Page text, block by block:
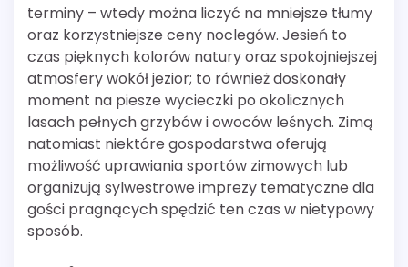
terminy – wtedy można liczyć na mniejsze tłumy
oraz korzystniejsze ceny noclegów. Jesień to
czas pięknych kolorów natury oraz spokojniejszej
atmosfery wokół jezior; to również doskonały
moment na piesze wycieczki po okolicznych
lasach pełnych grzybów i owoców leśnych. Zimą
natomiast niektóre gospodarstwa oferują
możliwość uprawiania sportów zimowych lub
organizują sylwestrowe imprezy tematyczne dla
gości pragnących spędzić ten czas w nietypowy
sposób.